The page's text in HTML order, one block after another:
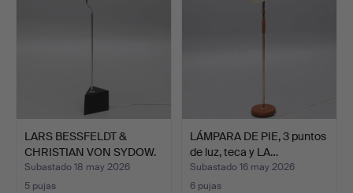
LARS BESSFELDT &
CHRISTIAN VON SYDOW.
Lámp…
Subastado 18 may 2026
5 pujas
LÁMPARA DE PIE, 3 puntos
de luz, teca y LA…
Subastado 16 may 2026
6 pujas